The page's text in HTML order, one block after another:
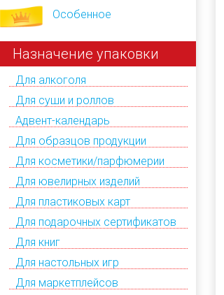
Особенное
Назначение упаковки
Для алкоголя
Для суши и роллов
Адвент-календарь
Для образцов продукции
Для косметики/парфюмерии
Для ювелирных изделий
Для пластиковых карт
Для подарочных сертификатов
Для книг
Для настольных игр
Для маркетплейсов